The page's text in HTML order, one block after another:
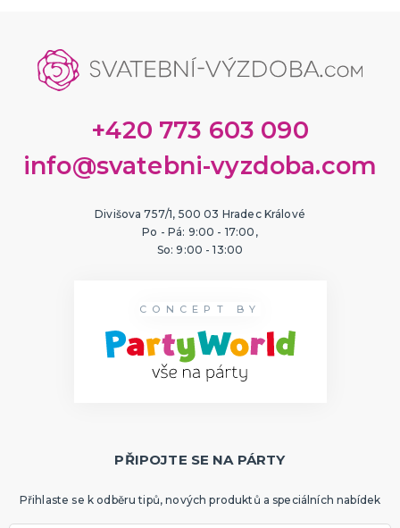
+420 773 603 090
info@svatebni-vyzdoba.com
Divišova 757/1, 500 03 Hradec Králové
Po - Pá: 9:00 - 17:00,
So: 9:00 - 13:00
CONCEPT BY
PŘIPOJTE SE NA PÁRTY
Přihlaste se k odběru tipů, nových produktů a speciálních nabídek